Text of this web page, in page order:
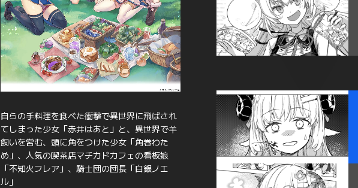
自らの手料理を食べた衝撃で異世界に飛ばされ
てしまった少女「赤井はあと」と、異世界で羊
飼いを営む、頭に角をつけた少女「角巻わた
め」、人気の喫茶店マチカドカフェの看板娘
「不知火フレア」、騎士団の団長「白銀ノエ
ル」